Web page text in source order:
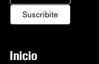
Suscribite
Inicio